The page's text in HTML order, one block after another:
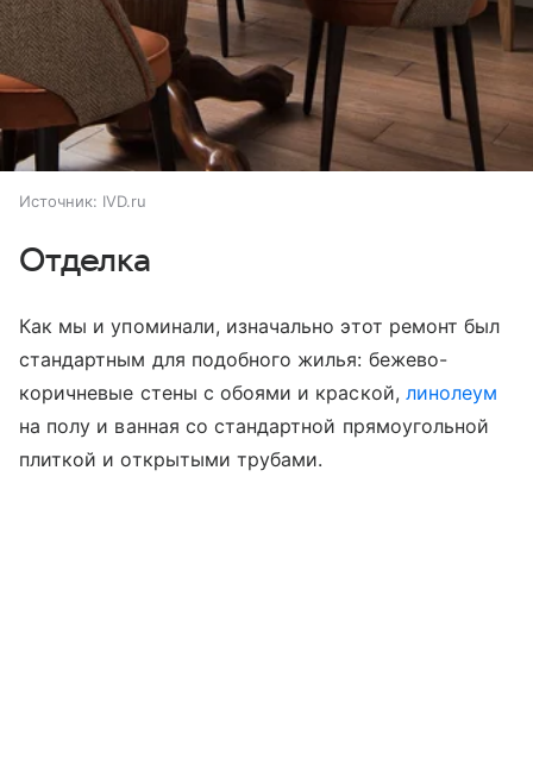
Источник: IVD.ru
Отделка
Как мы и упоминали, изначально этот ремонт был
стандартным для подобного жилья: бежево-
коричневые стены с обоями и краской, линолеум
на полу и ванная со стандартной прямоугольной
плиткой и открытыми трубами.